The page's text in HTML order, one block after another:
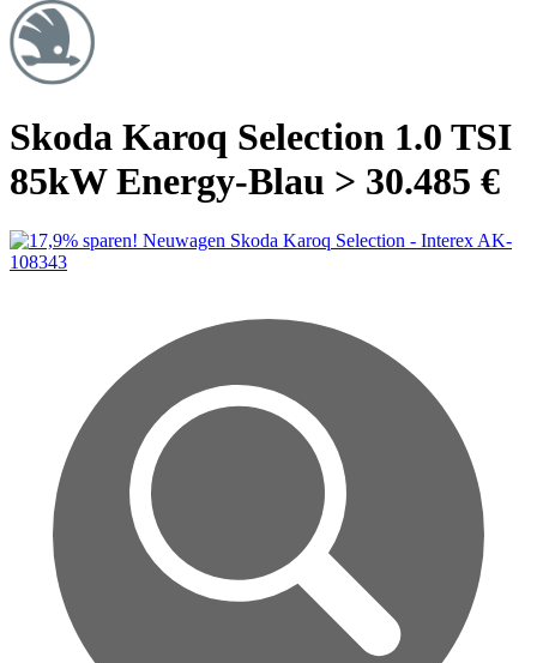
Skoda Karoq Selection 1.0 TSI
85kW Energy-Blau > 30.485 €